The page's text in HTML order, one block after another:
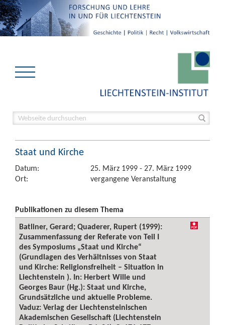
Staat und Kirche
Datum:
25. März 1999 - 27. März 1999
Ort:
vergangene Veranstaltung
Publikationen zu diesem Thema
Batliner, Gerard; Quaderer, Rupert (1999):
Zusammenfassung der Referate von Teil I
des Symposiums „Staat und Kirche“
(Grundlagen des Verhältnisses von Staat
und Kirche: Religionsfreiheit – Situation in
Liechtenstein ). In: Herbert Wille und
Georges Baur (Hg.): Staat und Kirche,
Grundsätzliche und aktuelle Probleme.
Vaduz: Verlag der Liechtensteinischen
Akademischen Gesellschaft (Liechtenstein